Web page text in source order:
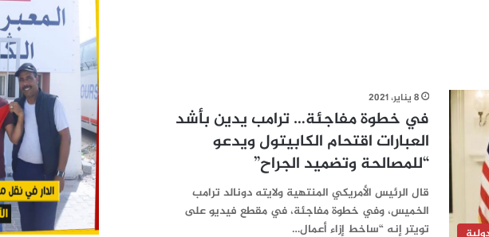
8 يناير، 2021
في خطوة مفاجئة… ترامب يدين بأشد
العبارات اقتحام الكابيتول ويدعو
“للمصالحة وتضميد الجراح”
قال الرئيس الأمريكي المنتهية ولايته دونالد ترامب
الخميس، وفي خطوة مفاجئة، في مقطع فيديو على
تويتر إنه “ساخط إزاء أعمال…